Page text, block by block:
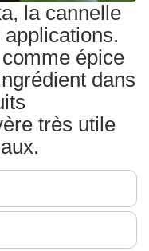
la cannelle
épice
dans
très utile